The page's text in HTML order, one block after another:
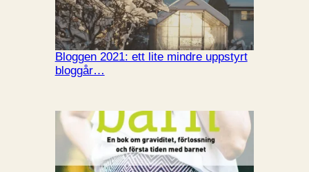
Bloggen 2021: ett lite mindre uppstyrt
bloggår…